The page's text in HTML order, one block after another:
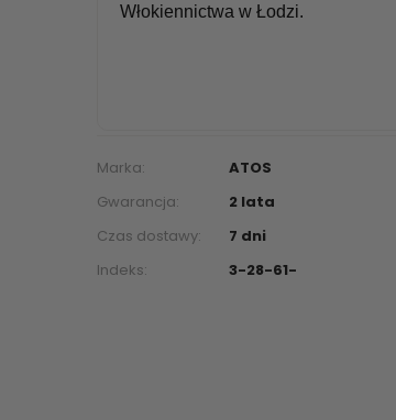
Włokiennictwa w Łodzi.
Marka:
ATOS
Gwarancja:
2 lata
Czas dostawy:
7 dni
Indeks:
3-28-61-